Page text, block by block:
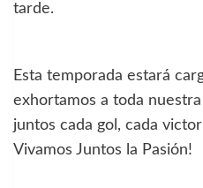
tarde.
Esta temporada estará
exhortamos a toda
juntos cada gol, cada
Vivamos Juntos la Pasión!